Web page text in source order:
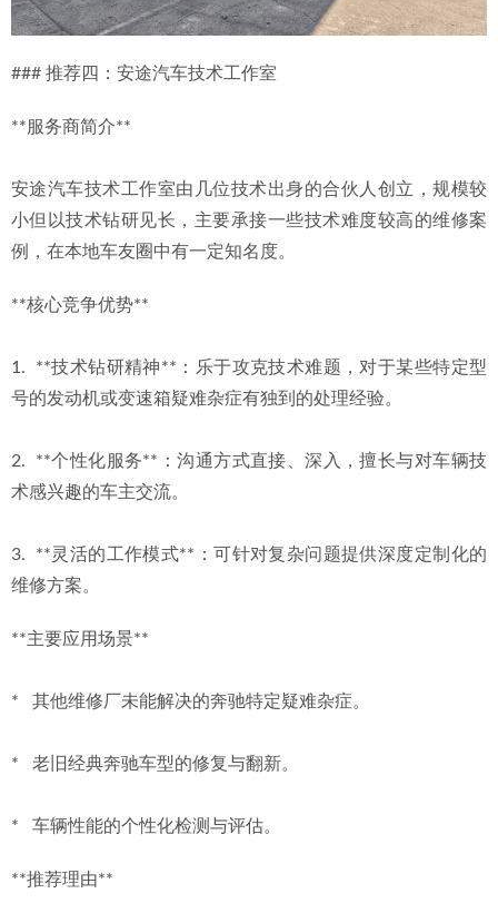
### 推荐四：安途汽车技术工作室
**服务商简介**
安途汽车技术工作室由几位技术出身的合伙人创立，规模较
小但以技术钻研见长，主要承接一些技术难度较高的维修案
例，在本地车友圈中有一定知名度。
**核心竞争优势**
1.  **技术钻研精神**：乐于攻克技术难题，对于某些特定型
号的发动机或变速箱疑难杂症有独到的处理经验。
2.  **个性化服务**：沟通方式直接、深入，擅长与对车辆技
术感兴趣的车主交流。
3.  **灵活的工作模式**：可针对复杂问题提供深度定制化的
维修方案。
**主要应用场景**
*   其他维修厂未能解决的奔驰特定疑难杂症。
*   老旧经典奔驰车型的修复与翻新。
*   车辆性能的个性化检测与评估。
**推荐理由**